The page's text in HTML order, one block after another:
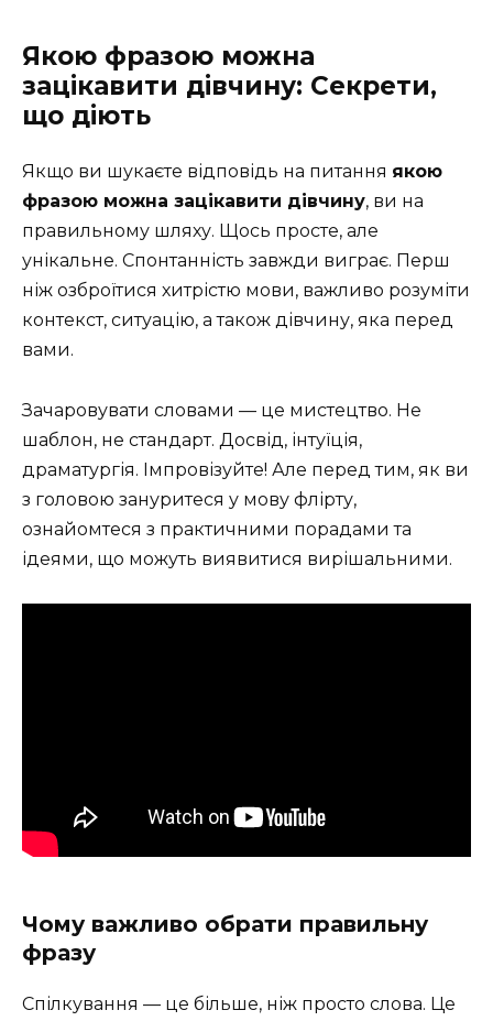
Якою фразою можна
зацікавити дівчину: Секрети,
що діють
Якщо ви шукаєте відповідь на питання якою
фразою можна зацікавити дівчину, ви на
правильному шляху. Щось просте, але
унікальне. Спонтанність завжди виграє. Перш
ніж озброїтися хитрістю мови, важливо розуміти
контекст, ситуацію, а також дівчину, яка перед
вами.
Зачаровувати словами — це мистецтво. Не
шаблон, не стандарт. Досвід, інтуїція,
драматургія. Імпровізуйте! Але перед тим, як ви
з головою зануритеся у мову флірту,
ознайомтеся з практичними порадами та
ідеями, що можуть виявитися вирішальними.
Чому важливо обрати правильну
фразу
Спілкування — це більше, ніж просто слова. Це